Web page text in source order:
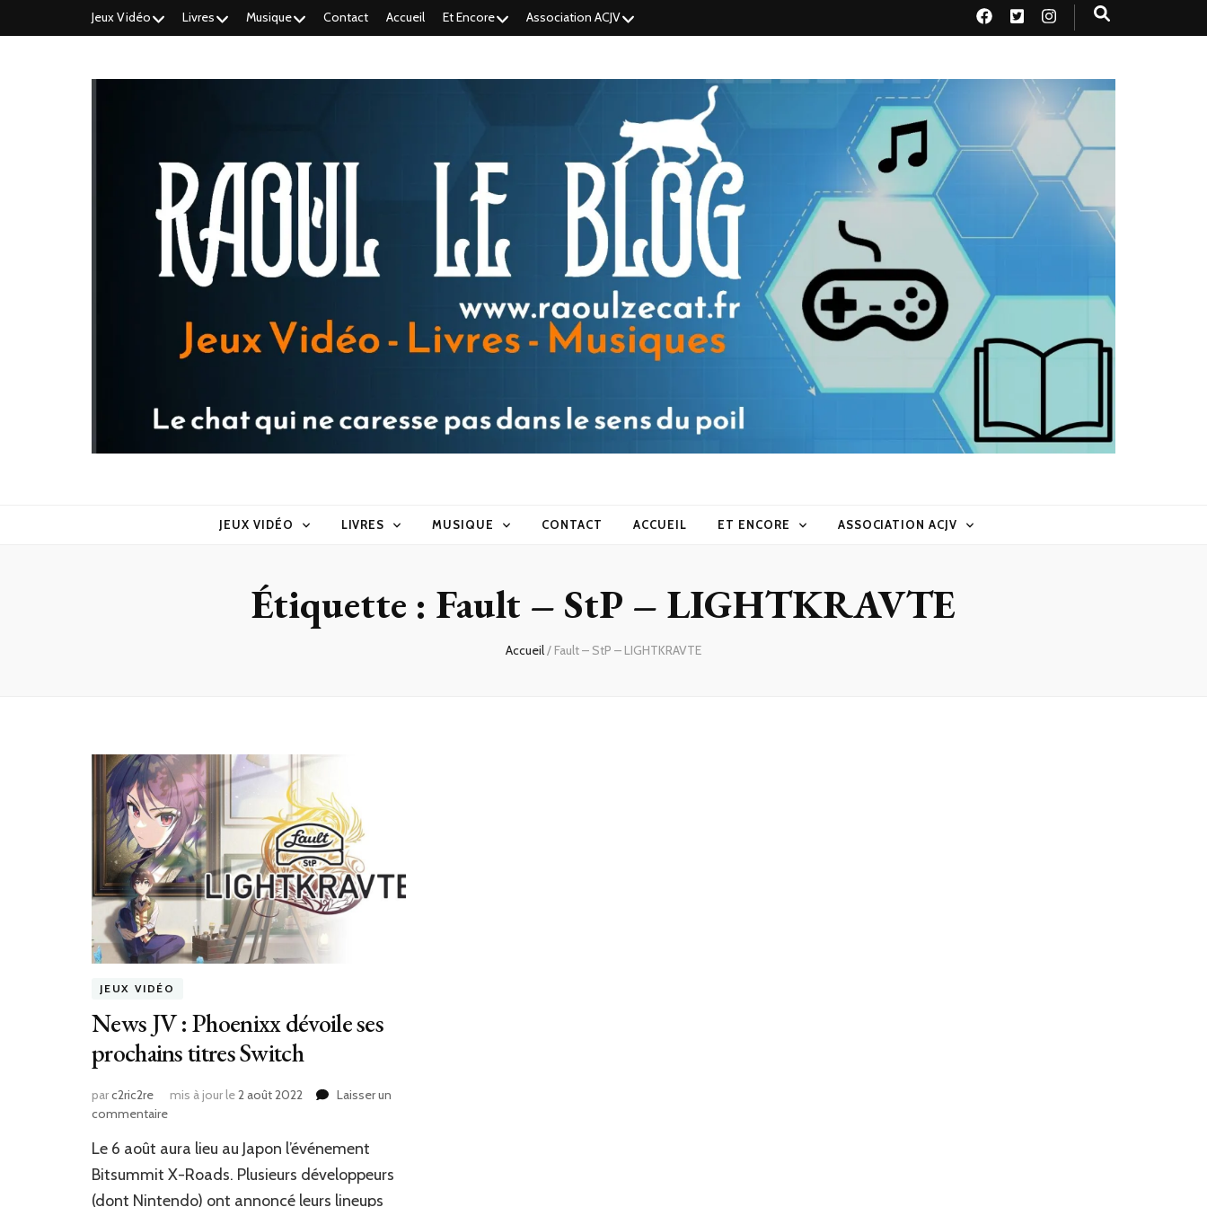
Jeux Vidéo Livres Musique Contact Accueil Et Encore Association ACJV
Raoul le blog
JEUX VIDÉO LIVRES MUSIQUE CONTACT ACCUEIL ET ENCORE ASSOCIATION ACJV
Étiquette : Fault – StP – LIGHTKRAVTE
Accueil/ Fault – StP – LIGHTKRAVTE
JEUX VIDÉO
News JV : Phoenixx dévoile ses
prochains titres Switch
parc2ric2re mis à jour le2 août 2022
Laisser un
commentairesur
JV
:
Le 6 août aura lieu au Japon l’événement
Bitsummit X-Roads. Plusieurs développeurs
(dont Nintendo) ont annoncé leurs lineups